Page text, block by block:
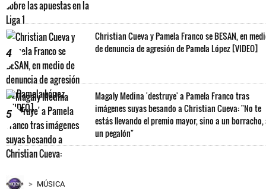
4
Christian Cueva y Pamela Franco se BESAN, en
de denuncia de agresión de Pamela López [VIDEO]
5
Magaly Medina 'destruye' a Pamela Franco tras
imágenes suyas besando a Christian Cueva: "No te
estás llevando el premio mayor, sino a un borracho,
un pegalón"
MÚSICA